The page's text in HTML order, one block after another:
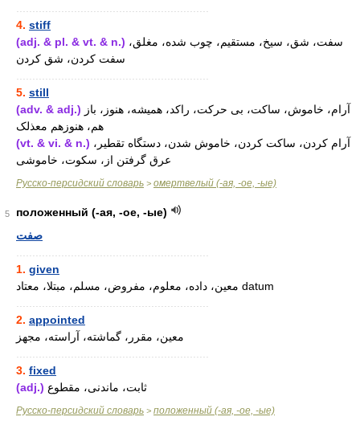
4. stiff
(adj. & pl. & vt. & n.)
سفت کردن، شق کردن
5. still
(adv. & adj.)
هم، هنوزهم معذلک
(vt. & vi. & n.)
عرق گرفتن از، سکوت، خاموشی
Русско-персидский словарь > омертвелый (-ая, -ое, -ые)
5
положенный (-ая, -ое, -ые)
صفت
1. given
معین، داده، معلوم، مفروض، مسلم، مبتلا، معتاد datum
2. appointed
معین، مقرر، گماشته، آراسته، مجهز
3. fixed
(adj.) ثابت، ماندنی، مقطوع
Русско-персидский словарь > положенный (-ая, -ое, -ые)